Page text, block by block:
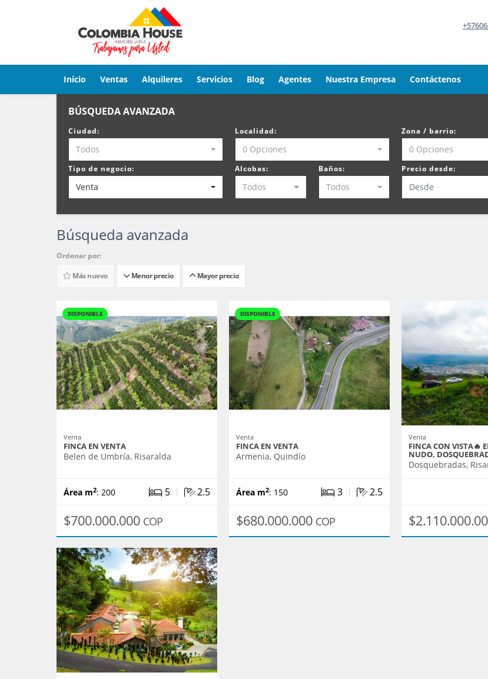
Inicio Ventas Alquileres Servicios Blog Agentes Nuestra Empresa Contáctenos
BÚSQUEDA AVANZADA
Ciudad:
Todos
Localidad:
0 Opciones
Zona / barrio:
0 Opciones
Tipo de negocio:
Venta
Alcobas:
Todos
Baños:
Todos
Precio desde:
Búsqueda avanzada
Ordenar por:
Más nuevo
Menor precio Mayor precio
DISPONIBLE
Venta
FINCA EN VENTA
Belen de Umbría, Risaralda
Área m2: 200 5| 2.5
$700.000.000 COP
DISPONIBLE
Venta
FINCA EN VENTA
Armenia, Quindío
Área m2: 150 3| 2.5
$680.000.000 COP
Venta
FINCA CON VISTA🔥
NUDO,
Dosquebradas,